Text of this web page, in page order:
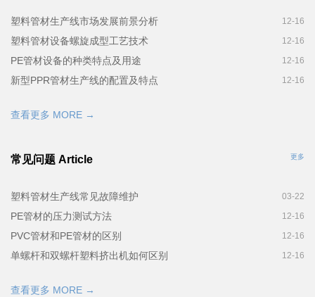
塑料管材生产线市场发展前景分析 12-16
塑料管材设备螺旋成型工艺技术 12-16
PE管材设备的种类特点及用途 12-16
新型PPR管材生产线的配置及特点 12-16
查看更多 MORE →
常见问题 Article 更多
塑料管材生产线常见故障维护 03-22
PE管材的压力测试方法 12-16
PVC管材和PE管材的区别 12-16
单螺杆和双螺杆塑料挤出机如何区别 12-16
查看更多 MORE →